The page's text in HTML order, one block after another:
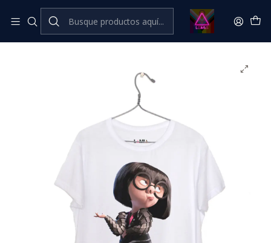
Inicio Catálogo Classic Cine Series y TV Classic
Edna Moda #1